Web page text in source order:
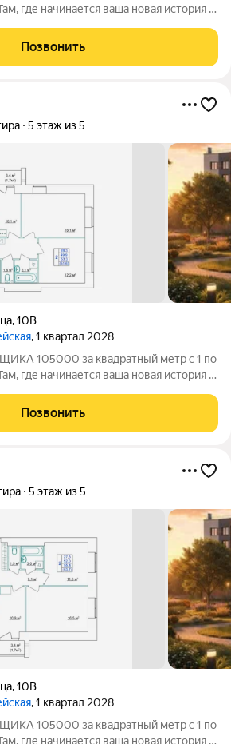
где начинается ваша новая история 1.
кирпичный дом на 49 квартир,
Позвонить
5 этаж из 5
,10В
, 1 квартал 2028
105000 за квадратный метр с 1 по
где начинается ваша новая история 1.
кирпичный дом на 49 квартир,
Позвонить
5 этаж из 5
,10В
, 1 квартал 2028
105000 за квадратный метр с 1 по
где начинается ваша новая история 1.